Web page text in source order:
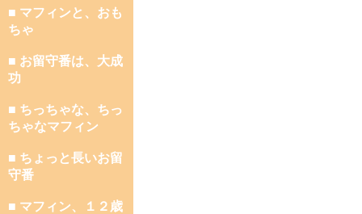
■ マフィンと、おも
ちゃ
■ お留守番は、大成
功
■ ちっちゃな、ちっ
ちゃなマフィン
■ ちょっと長いお留
守番
■ マフィン、１２歳